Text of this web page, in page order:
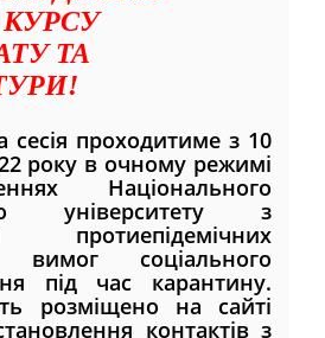
ТА
сесія проходитиме з 10
року в очному режимі
Національного
університету з
протиепідемічних
соціального
під час карантину.
розміщено на сайті
контактів з